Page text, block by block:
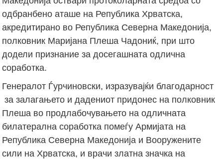
одбранбено аташе на Република Хрватска,
акредитирано во Република Северна Македонија,
полковник Маријана Плеша Чадониќ, при што
додели признание за досегашната одлична
соработка.
Генералот Ѓурчиновски, изразувајќи благодарност
за залагањето и дадениот придонес на полковник
Плеша во продлабочувањето на одличната
билатерална соработка помеѓу Армијата на
Република Северна Македонија и Вооружените
сили на Хрватска, и врачи златна значка на